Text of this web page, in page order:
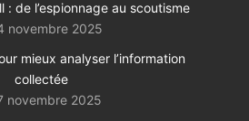
: de l’espionnage au scoutisme
novembre 2025
mieux analyser l’information
collectée
novembre 2025